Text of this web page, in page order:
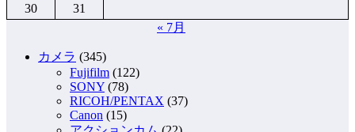
30
31
« 7月
カメラ (345)
Fujifilm (122)
SONY (78)
RICOH/PENTAX (37)
Canon (15)